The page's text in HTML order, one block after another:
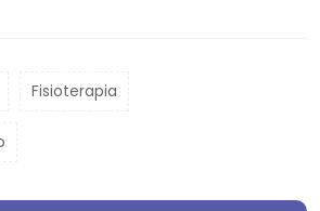
Fisioterapia